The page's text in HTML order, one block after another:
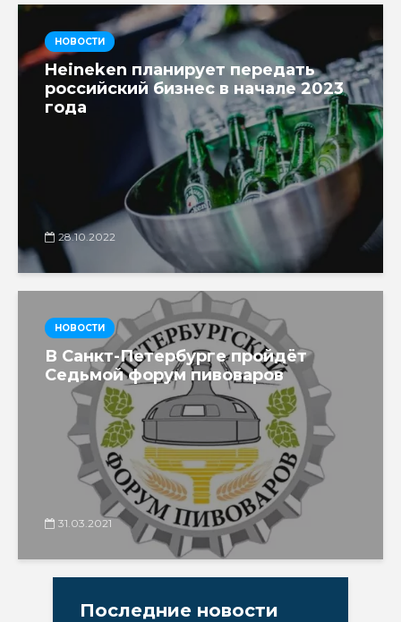
НОВОСТИ
Heineken планирует передать
российский бизнес в начале 2023
года
28.10.2022
НОВОСТИ
В Санкт-Петербурге пройдёт
Седьмой форум пивоваров
31.03.2021
Последние новости